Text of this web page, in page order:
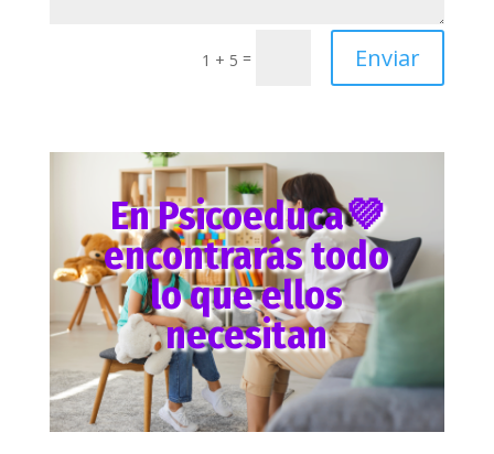
1 + 5 = Enviar
En Psicoeduca💜
encontrarás todo
lo que ellos
necesitan